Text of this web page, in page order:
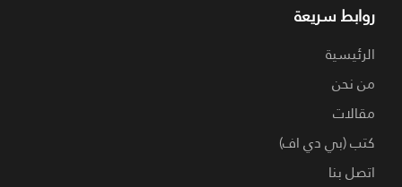
روابط سريعة
الرئيسية
من نحن
مقالات
كتب (بي دي اف)
اتصل بنا